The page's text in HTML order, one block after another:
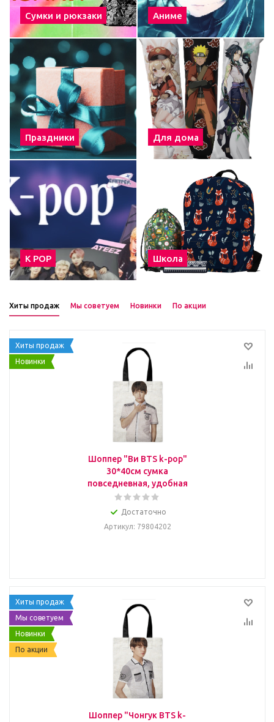
Сумки и рюкзаки Аниме
Праздники Для дома
К POP Школа
Хиты продаж Мы советуем Новинки По акции
Хиты продаж
Новинки
Шоппер "Ви BTS k-pop"
30*40см сумка
повседневная, удобная
Достаточно
Артикул: 79804202
Хиты продаж
Мы советуем
Новинки
По акции
Шоппер "Чонгук BTS k-